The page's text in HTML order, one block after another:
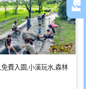
費入園,小溪玩水,森林